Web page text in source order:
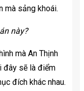
mà sảng khoái.
này?
mà An Thịnh
đây sẽ là điểm
đích khác nhau.